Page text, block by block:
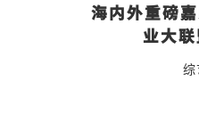
海内外重磅
业大
综